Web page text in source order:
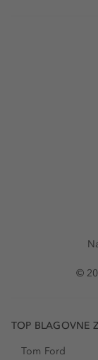
©
TOP BLAGOVNE
Tom Ford